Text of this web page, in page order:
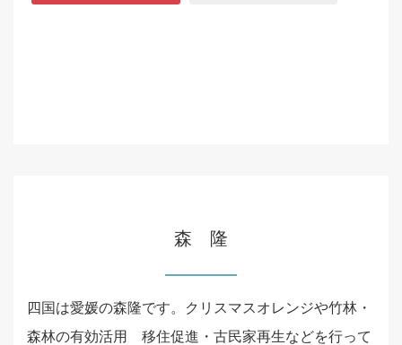
森 隆
四国は愛媛の森隆です。クリスマスオレンジや竹林・
森林の有効活用 移住促進・古民家再生などを行って